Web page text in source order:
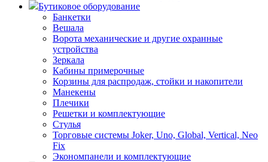
Бутиковое оборудование
Банкетки
Вешала
Ворота механические и другие охранные
устройства
Зеркала
Кабины примерочные
Корзины для распродаж, стойки и накопители
Манекены
Плечики
Решетки и комплектующие
Стулья
Торговые системы Joker, Uno, Global, Vertical, Neo
Fix
Экономпанели и комплектующие